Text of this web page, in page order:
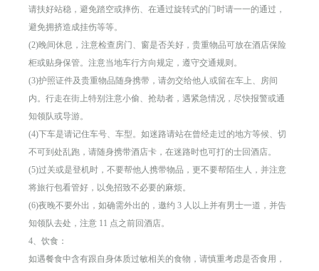
请扶好站稳，避免踏空或摔伤、在通过旋转式的门时请一一的通过，
避免拥挤造成挂伤等等。
(2)晚间休息，注意检查房门、窗是否关好，贵重物品可放在酒店保险
柜或贴身保管。注意当地车行方向规定，遵守交通规则。
(3)护照证件及贵重物品随身携带，请勿交给他人或留在车上、房间
内。行走在街上特别注意小偷、抢劫者，遇紧急情况，尽快报警或通
知领队或导游。
(4)下车是请记住车号、车型。如迷路请站在曾经走过的地方等候、切
不可到处乱跑，请随身携带酒店卡，在迷路时也可打的士回酒店。
(5)过关或是登机时，不要帮他人携带物品，更不要帮陌生人，并注意
将旅行包看管好，以免招致不必要的麻烦。
(6)夜晚不要外出，如确需外出的，邀约 3 人以上并有男士一道，并告
知领队去处，注意 11 点之前回酒店。
4、饮食：
如遇餐食中含有跟自身体质过敏相关的食物，请慎重考虑是否食用，